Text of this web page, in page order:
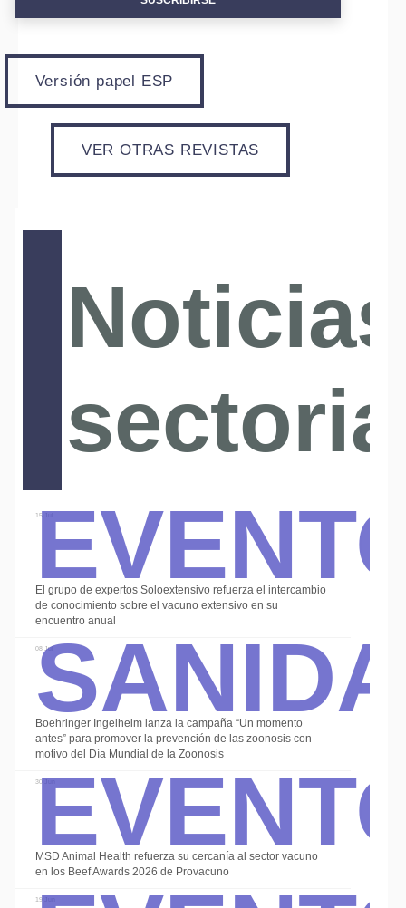
Versión papel ESP
VER OTRAS REVISTAS
Noticias
15 Jul
El grupo de expertos Soloextensivo refuerza el intercambio
de conocimiento sobre el vacuno extensivo en su
encuentro anual
08 Jul
Boehringer Ingelheim lanza la campaña “Un momento
antes” para promover la prevención de las zoonosis con
motivo del Día Mundial de la Zoonosis
30 Jun
MSD Animal Health refuerza su cercanía al sector vacuno
en los Beef Awards 2026 de Provacuno
19 Jun